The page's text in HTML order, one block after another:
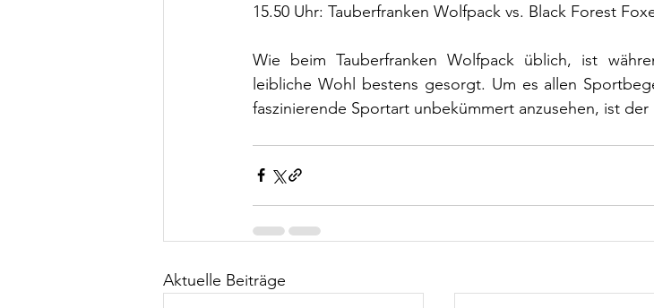
15.50 Uhr: Tauberfranken Wolfpack vs. Black Forest
Wie beim Tauberfranken Wolfpack üblich, ist
leibliche Wohl bestens gesorgt. Um es allen
faszinierende Sportart unbekümmert anzusehen, ist der
Aktuelle Beiträge